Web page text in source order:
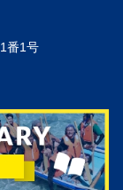
番1号